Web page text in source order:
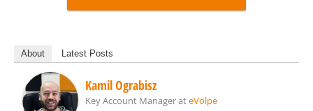
About Latest Posts
Kamil Ograbisz
Key Account ManagerateVolpe